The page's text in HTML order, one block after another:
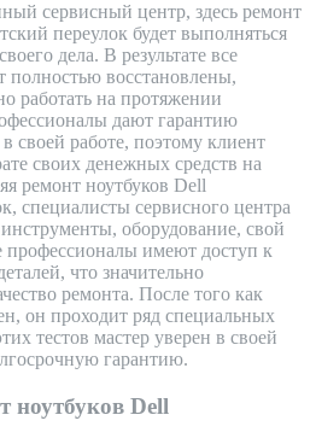
сервисный центр, здесь ремонт
переулок будет выполняться
дела. В результате все
полностью восстановлены,
работать на протяжении
дают гарантию
своей работе, поэтому клиент
своих денежных средств на
ремонт ноутбуков Dell
специалисты сервисного центра
оборудование, свой
имеют доступ к
что значительно
ремонта. После того как
он проходит ряд специальных
тестов мастер уверен в своей
гарантию.
ноутбуков Dell